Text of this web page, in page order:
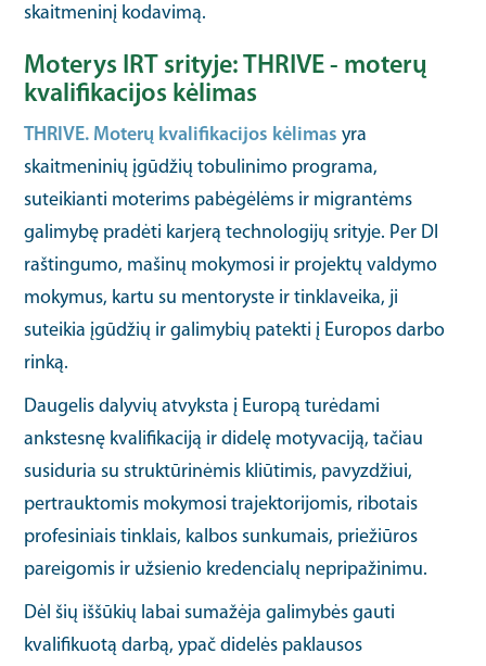
skaitmeninį kodavimą.
Moterys IRT srityje: THRIVE - moterų
kvalifikacijos kėlimas
THRIVE. Moterų kvalifikacijos kėlimas yra
skaitmeninių įgūdžių tobulinimo programa,
suteikianti moterims pabėgėlėms ir migrantėms
galimybę pradėti karjerą technologijų srityje. Per DI
raštingumo, mašinų mokymosi ir projektų valdymo
mokymus, kartu su mentoryste ir tinklaveika, ji
suteikia įgūdžių ir galimybių patekti į Europos darbo
rinką.
Daugelis dalyvių atvyksta į Europą turėdami
ankstesnę kvalifikaciją ir didelę motyvaciją, tačiau
susiduria su struktūrinėmis kliūtimis, pavyzdžiui,
pertrauktomis mokymosi trajektorijomis, ribotais
profesiniais tinklais, kalbos sunkumais, priežiūros
pareigomis ir užsienio kredencialų nepripažinimu.
Dėl šių iššūkių labai sumažėja galimybės gauti
kvalifikuotą darbą, ypač didelės paklausos